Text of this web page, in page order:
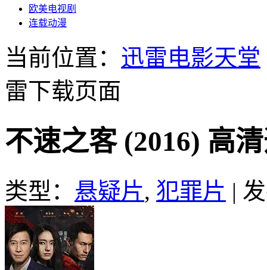
欧美电视剧
连载动漫
当前位置： 迅雷电影天堂
雷下载页面
不速之客 (2016) 高
类型： 悬疑片, 犯罪片 |